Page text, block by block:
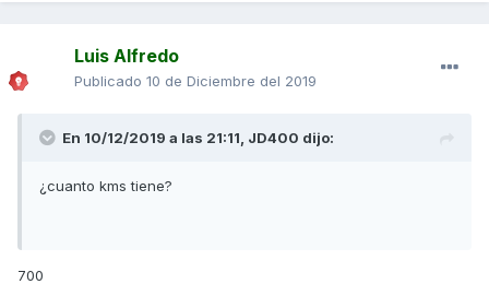
Luis Alfredo
Publicado 10 de Diciembre del 2019
En 10/12/2019 a las 21:11, JD400 dijo:
¿cuanto kms tiene?
700